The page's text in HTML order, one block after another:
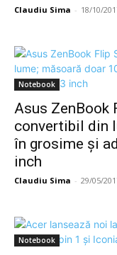
Claudiu Sima - 18/10/
Notebook
Asus ZenBook
convertibil din
în grosime și
inch
Claudiu Sima - 29/05/
Notebook